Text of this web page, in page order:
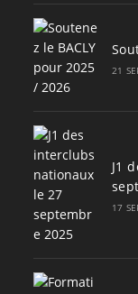
21
J1
17